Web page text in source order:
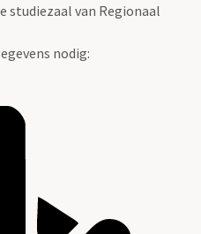
studiezaal van Regionaal
nodig: